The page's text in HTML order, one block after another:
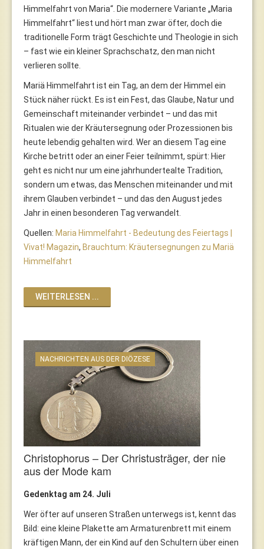
Himmelfahrt von Maria“. Die modernere Variante „Maria
Himmelfahrt“ liest und hört man zwar öfter, doch die
traditionelle Form trägt Geschichte und Theologie in sich
– fast wie ein kleiner Sprachschatz, den man nicht
verlieren sollte.
Mariä Himmelfahrt ist ein Tag, an dem der Himmel ein
Stück näher rückt. Es ist ein Fest, das Glaube, Natur und
Gemeinschaft miteinander verbindet – und das mit
Ritualen wie der Kräutersegnung oder Prozessionen bis
heute lebendig gehalten wird. Wer an diesem Tag eine
Kirche betritt oder an einer Feier teilnimmt, spürt: Hier
geht es nicht nur um eine jahrhundertealte Tradition,
sondern um etwas, das Menschen miteinander und mit
ihrem Glauben verbindet – und das den August jedes
Jahr in einen besonderen Tag verwandelt.
Quellen: Maria Himmelfahrt - Bedeutung des Feiertags |
Vivat! Magazin, Brauchtum: Kräutersegnungen zu Mariä
Himmelfahrt
WEITERLESEN ...
NACHRICHTEN AUS DER DIÖZESE
Christophorus – Der Christusträger, der nie
aus der Mode kam
Gedenktag am 24. Juli
Wer öfter auf unseren Straßen unterwegs ist, kennt das
Bild: eine kleine Plakette am Armaturenbrett mit einem
kräftigen Mann, der ein Kind auf den Schultern über einen